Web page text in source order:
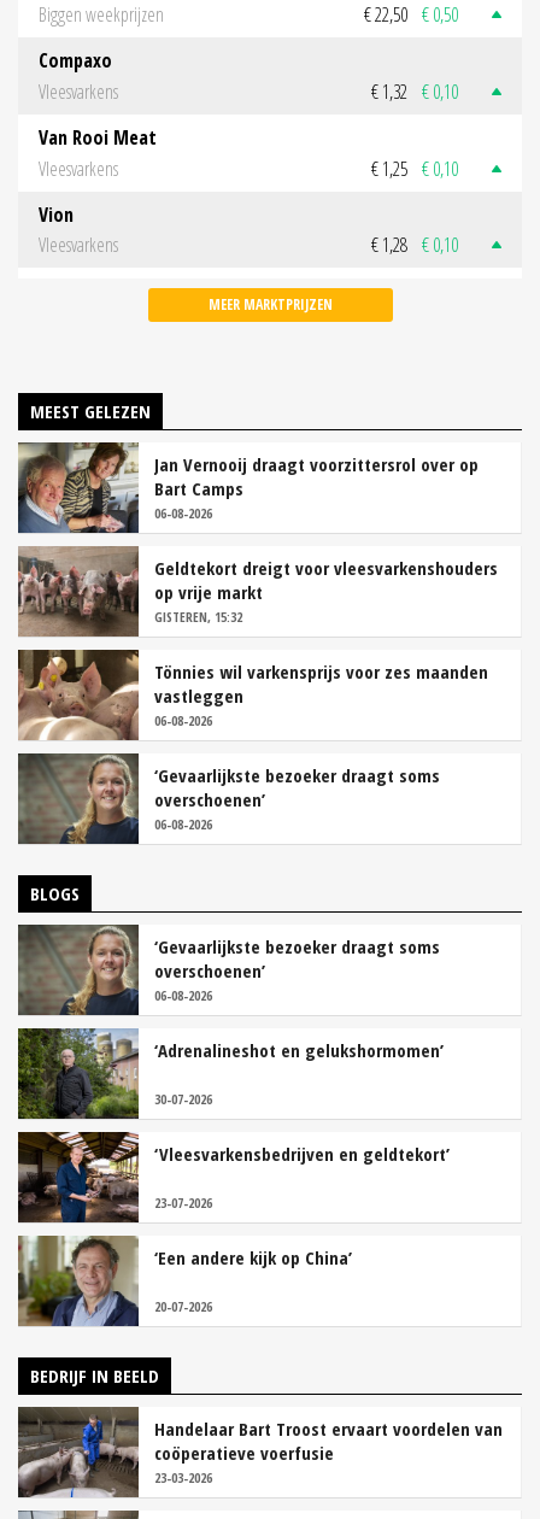
Biggen weekprijzen € 22,50 € 0,50
Compaxo
Vleesvarkens
€ 1,32 € 0,10
Van Rooi Meat
Vleesvarkens
€ 1,25 € 0,10
Vion
Vleesvarkens
€ 1,28 € 0,10
MEER MARKTPRIJZEN
MEEST GELEZEN
Jan Vernooij draagt voorzittersrol over op
Bart Camps
06-08-2026
Geldtekort dreigt voor vleesvarkenshouders
op vrije markt
GISTEREN, 15:32
Tönnies wil varkensprijs voor zes maanden
vastleggen
06-08-2026
‘Gevaarlijkste bezoeker draagt soms
overschoenen’
06-08-2026
BLOGS
‘Gevaarlijkste bezoeker draagt soms
overschoenen’
06-08-2026
‘Adrenalineshot en gelukshormomen’
30-07-2026
‘Vleesvarkensbedrijven en geldtekort’
23-07-2026
‘Een andere kijk op China’
20-07-2026
BEDRIJF IN BEELD
Handelaar Bart Troost ervaart voordelen van
coöperatieve voerfusie
23-03-2026